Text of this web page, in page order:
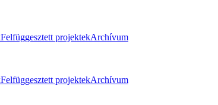
Felfüggesztett projektekArchívum
Felfüggesztett projektekArchívum